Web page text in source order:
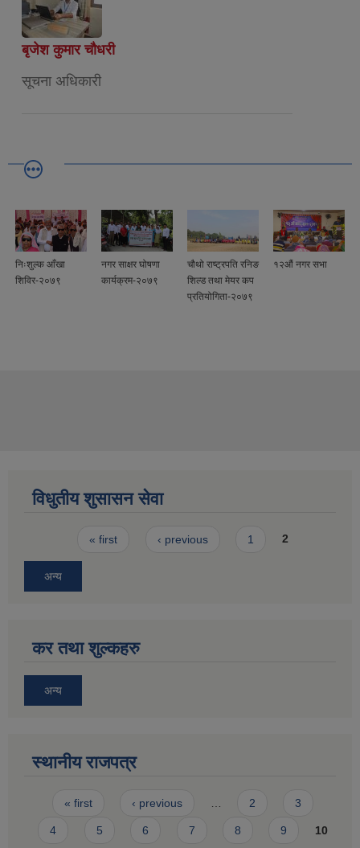
बृजेश कुमार चौधरी
सूचना अधिकारी
निःशुल्क आँखा
शिविर-२०७९
नगर साक्षर घोषणा
कार्यक्रम-२०७९
चौथो राष्ट्रपति रनिङ
शिल्ड तथा मेयर कप
प्रतियोगिता-२०७९
१२औं नगर सभा
विधुतीय शुसासन सेवा
Pages« first ‹ previous 1 2
अन्य
कर तथा शुल्कहरु
अन्य
स्थानीय राजपत्र
Pages
« first ‹ previous 2 3
4 5 6 7 8 9 10